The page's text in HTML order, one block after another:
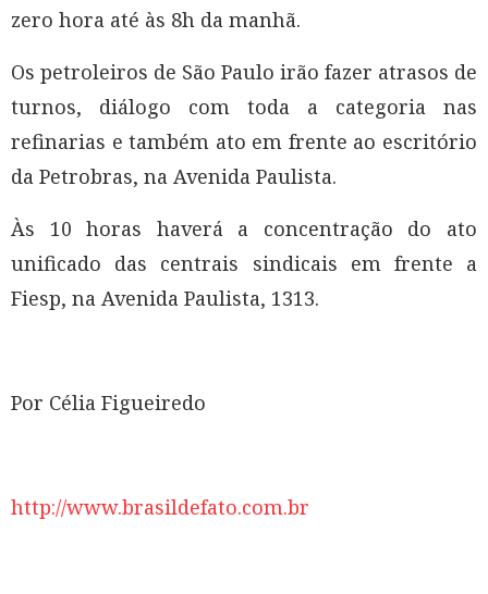
zero hora até às 8h da manhã.
Os petroleiros de São Paulo irão fazer atrasos de
turnos, diálogo com toda a categoria nas
refinarias e também ato em frente ao escritório
da Petrobras, na Avenida Paulista.
Às 10 horas haverá a concentração do ato
unificado das centrais sindicais em frente a
Fiesp, na Avenida Paulista, 1313.
Por Célia Figueiredo
http://www.brasildefato.com.br